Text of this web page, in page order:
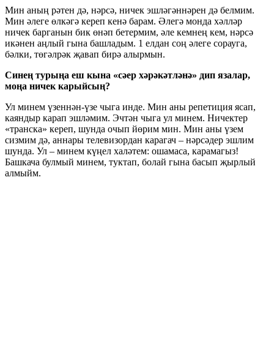
Мин аның рәтен дә, нәрсә, ничек эшләгәннәрен дә белмим.
Мин әлеге өлкәгә кереп кенә барам. Әлегә монда хәлләр
ничек барганын бик өнәп бетермим, әле кемнең кем, нәрсә
икәнен аңлый гына башладым. 1 елдан соң әлеге сорауга,
бәлки, төгәлрәк җавап бирә алырмын.
Синең турыңа еш кына «сәер хәрәкәтләнә» дип язалар,
моңа ничек карыйсың?
Ул минем үзеннән-үзе чыга инде. Мин аны репетиция ясап,
каяндыр карап эшләмим. Эчтән чыга ул минем. Ничектер
«транска» кереп, шунда очып йөрим мин. Мин аны үзем
сизмим дә, аннары телевизордан карагач – нәрсәдер эшлим
шунда. Ул – минем күңел халәтем: ошамаса, карамагыз!
Башкача булмый минем, туктап, болай гына басып җырлый
алмыйм.